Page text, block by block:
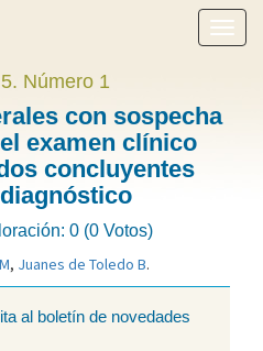
menú
Número 1
con sospecha
examen clínico
concluyentes
0 (0 Votos)
, Juanes de Toledo B.
al boletín de novedades